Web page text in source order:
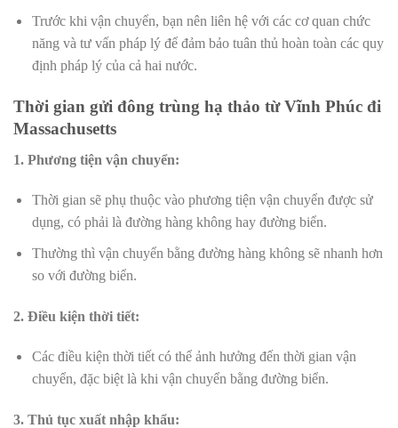
Trước khi vận chuyển, bạn nên liên hệ với các cơ quan chức
năng và tư vấn pháp lý để đảm bảo tuân thủ hoàn toàn các quy
định pháp lý của cả hai nước.
Thời gian gửi đông trùng hạ thảo từ Vĩnh Phúc đi
Massachusetts
1. Phương tiện vận chuyển:
Thời gian sẽ phụ thuộc vào phương tiện vận chuyển được sử
dụng, có phải là đường hàng không hay đường biển.
Thường thì vận chuyển bằng đường hàng không sẽ nhanh hơn
so với đường biển.
2. Điều kiện thời tiết:
Các điều kiện thời tiết có thể ảnh hưởng đến thời gian vận
chuyển, đặc biệt là khi vận chuyển bằng đường biển.
3. Thủ tục xuất nhập khẩu: